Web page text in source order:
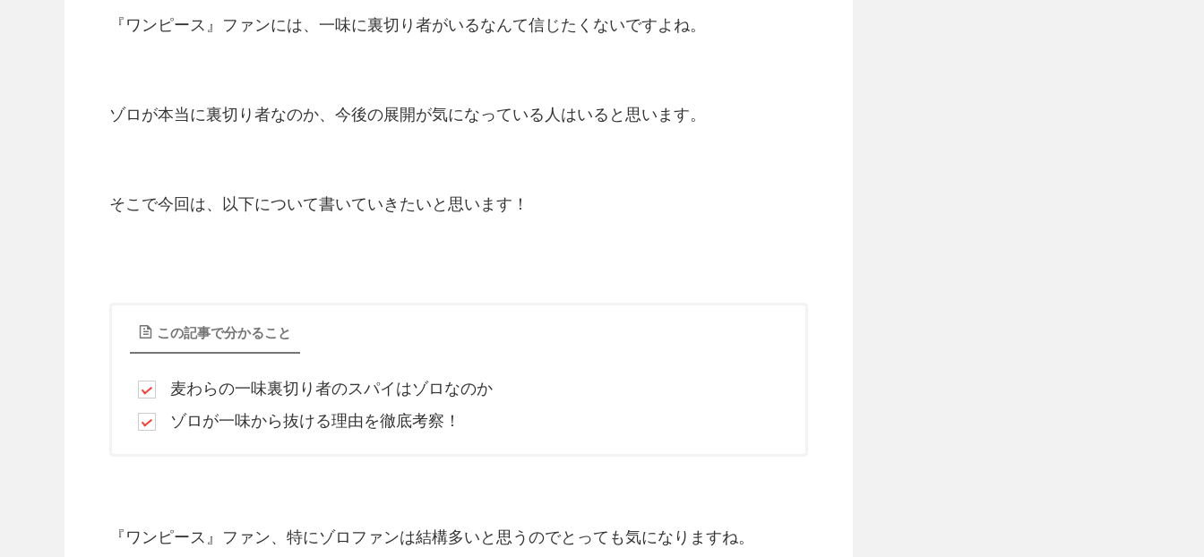
『ワンピース』ファンには、一味に裏切り者がいるなんて信じたくないですよね。
ゾロが本当に裏切り者なのか、今後の展開が気になっている人はいると思います。
そこで今回は、以下について書いていきたいと思います！
この記事で分かること
麦わらの一味裏切り者のスパイはゾロなのか
ゾロが一味から抜ける理由を徹底考察！
『ワンピース』ファン、特にゾロファンは結構多いと思うのでとっても気になりますね。